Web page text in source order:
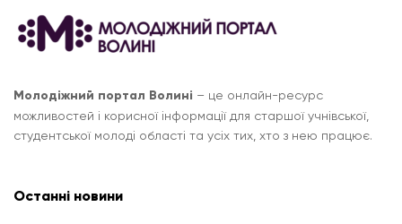
Молодіжний портал Волині – це онлайн-ресурс
можливостей і корисної інформації для старшої учнівської,
студентської молоді області та усіх тих, хто з нею працює.
Останні новини